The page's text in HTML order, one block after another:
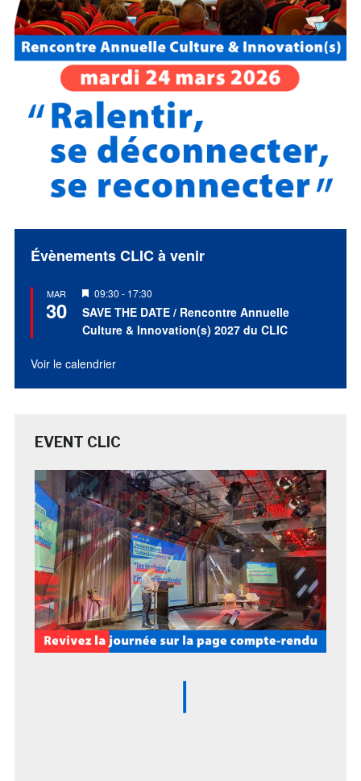
Évènements CLIC à venir
MAR
30
Mis
en
avant
09:30 - 17:30
SAVE THE DATE / Rencontre Annuelle
Culture & Innovation(s) 2027 du CLIC
Voir le calendrier
EVENT CLIC